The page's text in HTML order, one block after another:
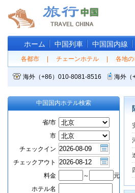
ホーム 中国列車 中国国内線
各都市 チェーンホテル 各地
海外（+86）010-8081-8516 海外（
中国国内ホテル検索
省/市
市
チェックイン
チェックアウト
料金
～
元
ホテル名